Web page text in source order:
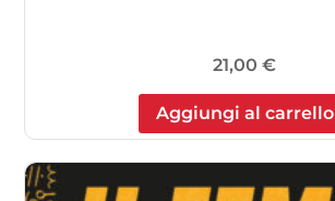
21,00 €
Aggiungi al carrello